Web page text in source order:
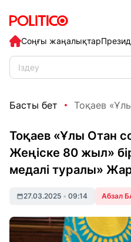
Соңғы жаңалықтар
Басты бет Тоқаев
Тоқаев «Ұлы Отан
Жеңіске 80 жыл»
медалі туралы»
27.03.2025 • 09:14 Абзал